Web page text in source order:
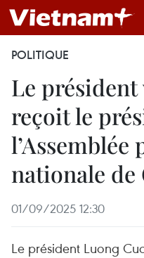
POLITIQUE
Le
reçoit le
l’Assemblée
nationale de
01/09/2025 12:30
Le président Luong